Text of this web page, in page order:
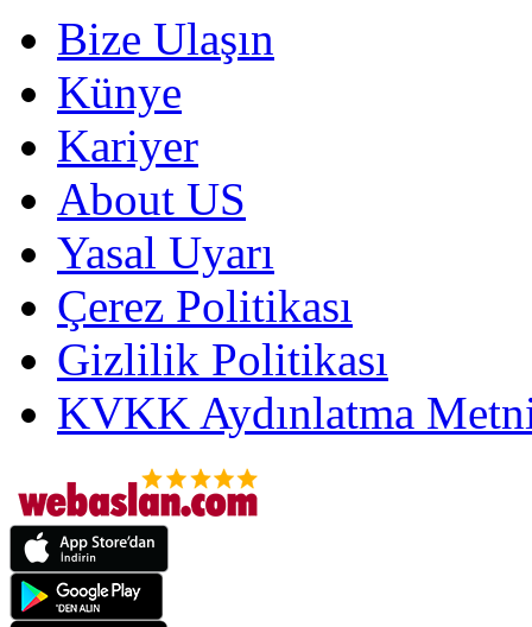
Bize Ulaşın
Künye
Kariyer
About US
Yasal Uyarı
Çerez Politikası
Gizlilik Politikası
KVKK Aydınlatma